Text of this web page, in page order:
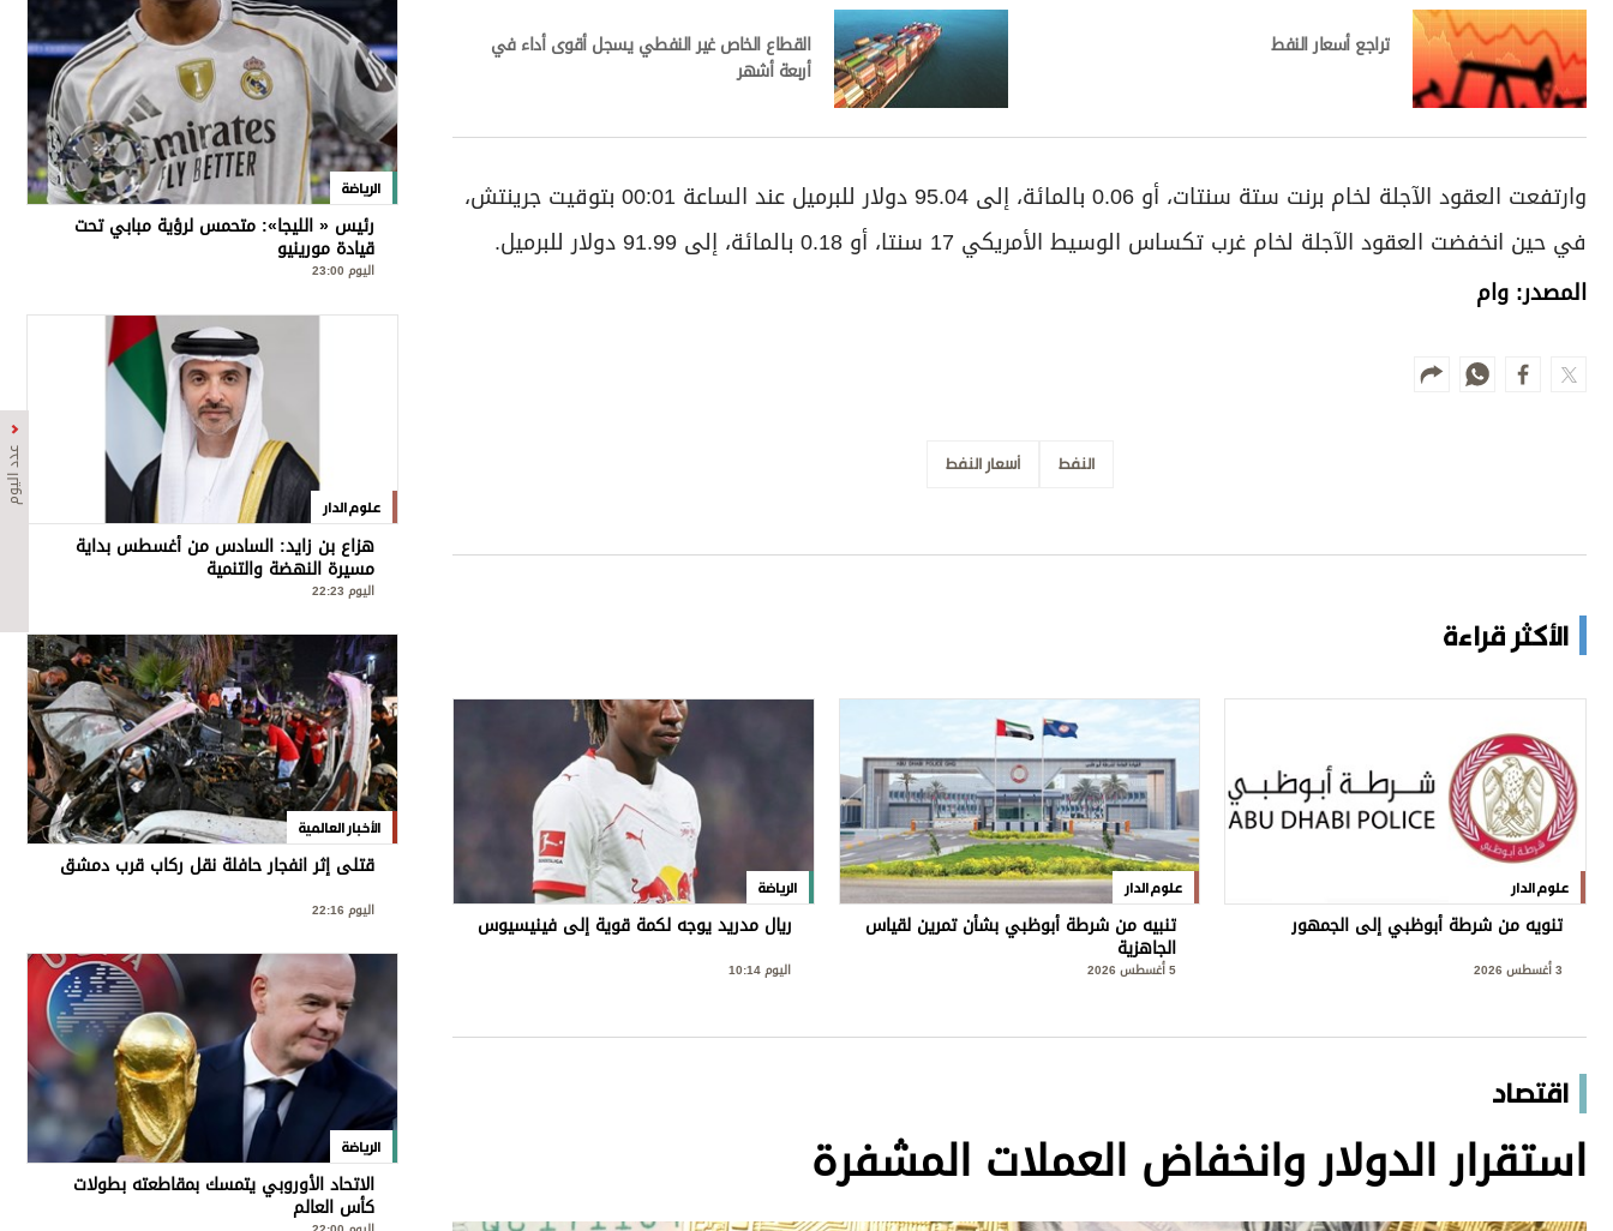
عدد اليوم
تراجع أسعار النفط
القطاع الخاص غير النفطي يسجل أقوى أداء في
أربعة أشهر
وارتفعت العقود الآجلة لخام برنت ستة سنتات، أو 0.06 بالمائة، إلى 95.04 دولار للبرميل عند الساعة 00:01 بتوقيت جرينتش،
في حين انخفضت العقود الآجلة لخام غرب تكساس الوسيط الأمريكي 17 سنتا، أو 0.18 بالمائة، إلى 91.99 دولار للبرميل.
المصدر: وام
النفط أسعار النفط
الأكثر قراءة
علوم الدار
تنويه من شرطة أبوظبي إلى الجمهور
3 أغسطس 2026
علوم الدار
تنبيه من شرطة أبوظبي بشأن تمرين لقياس
الجاهزية
5 أغسطس 2026
الرياضة
ريال مدريد يوجه لكمة قوية إلى فينيسيوس
اليوم 10:14
اقتصاد
استقرار الدولار وانخفاض العملات المشفرة
الرياضة
رئيس « الليجا»: متحمس لرؤية مبابي تحت
قيادة مورينيو
اليوم 23:00
علوم الدار
هزاع بن زايد: السادس من أغسطس بداية
مسيرة النهضة والتنمية
اليوم 22:23
الأخبار العالمية
قتلى إثر انفجار حافلة نقل ركاب قرب دمشق
اليوم 22:16
الرياضة
الاتحاد الأوروبي يتمسك بمقاطعته بطولات
كأس العالم